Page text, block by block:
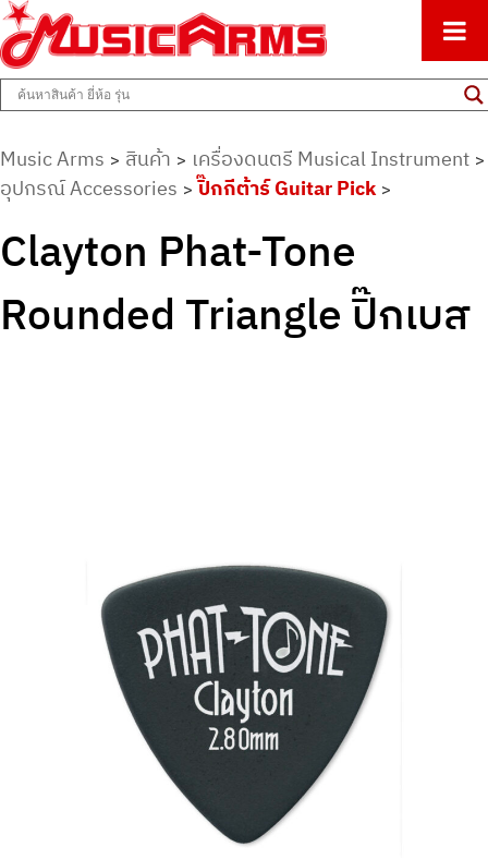
Music Arms
ศูนย์รวมครื่องดนตรีทุกชนิด ตั้งแต่เริ่มต้นถึงมืออาชีพ
Music Arms > สินค้า > เครื่องดนตรี Musical Instrument >
อุปกรณ์ Accessories >ปิ๊กกีต้าร์ Guitar Pick >
Clayton Phat-Tone
Rounded Triangle ปิ๊กเบส